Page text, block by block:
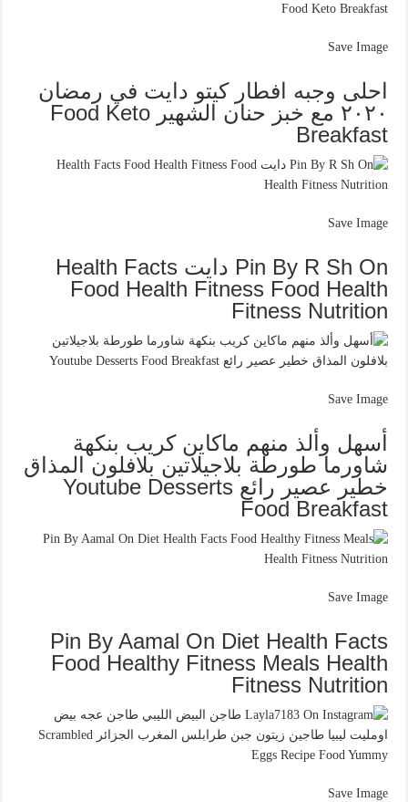
Save Image
احلى وجبه افطار كيتو دايت في رمضان
٢٠٢٠ مع خبز حنان الشهير Food Keto
Breakfast
Save Image
Pin By R Sh On دايت Health Facts
Food Health Fitness Food Health
Fitness Nutrition
Save Image
أسهل وألذ منهم ماكاين كريب بنكهة
شاورما طورطة بلاجيلاتين بلافلون المذاق
خطير عصير رائع Youtube Desserts
Food Breakfast
Save Image
Pin By Aamal On Diet Health Facts
Food Healthy Fitness Meals Health
Fitness Nutrition
Save Image